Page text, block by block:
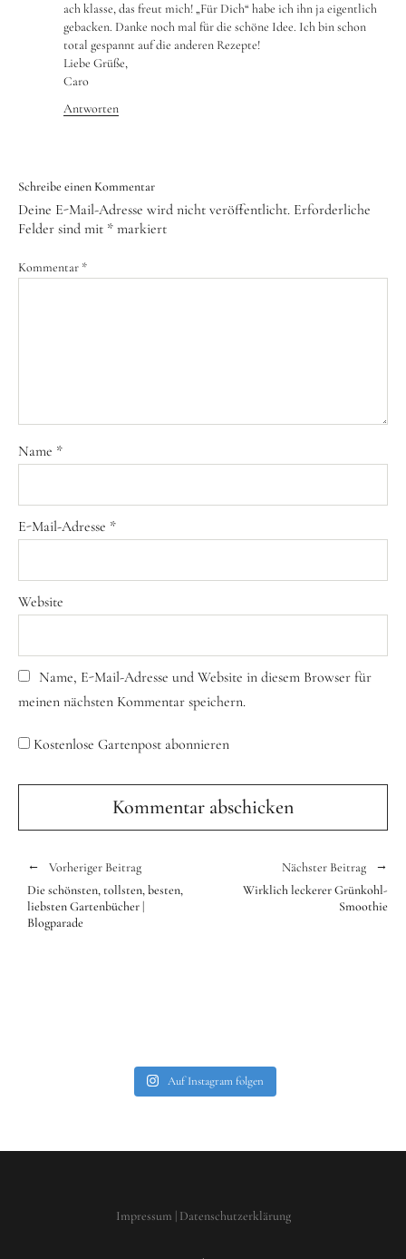
ach klasse, das freut mich! „Für Dich“ habe ich ihn ja eigentlich
gebacken. Danke noch mal für die schöne Idee. Ich bin schon
total gespannt auf die anderen Rezepte!
Liebe Grüße,
Caro
Antworten
Schreibe einen Kommentar
Deine E-Mail-Adresse wird nicht veröffentlicht. Erforderliche
Felder sind mit * markiert
Kommentar *
Name *
E-Mail-Adresse *
Website
Name, E-Mail-Adresse und Website in diesem Browser für
meinen nächsten Kommentar speichern.
Kostenlose Gartenpost abonnieren
Vorheriger Beitrag
Die schönsten, tollsten, besten,
liebsten Gartenbücher |
Blogparade
Nächster Beitrag
Wirklich leckerer Grünkohl-
Smoothie
Auf Instagram folgen
Impressum | Datenschutzerklärung